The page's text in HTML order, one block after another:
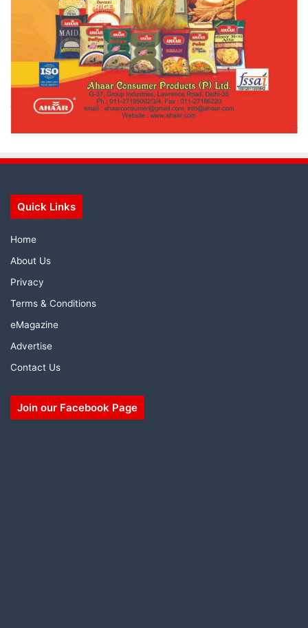
Quick Links
Home
About Us
Privacy
Terms & Conditions
eMagazine
Advertise
Contact Us
Join our Facebook Page